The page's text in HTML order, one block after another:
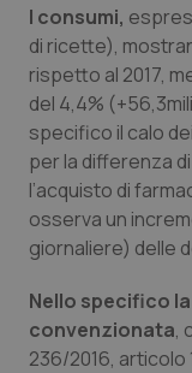
Provincia
Puglia
Sardegna
Sicilia
Umbria
Malattie rare
Malattia di
I consumi,
di ricette),
rispetto al 2017,
del 4,4%
specifico il calo
per la differenza
l’acquisto di
osserva un
giornaliere) delle
Nello specifico
convenzionata,
236/2016, articolo